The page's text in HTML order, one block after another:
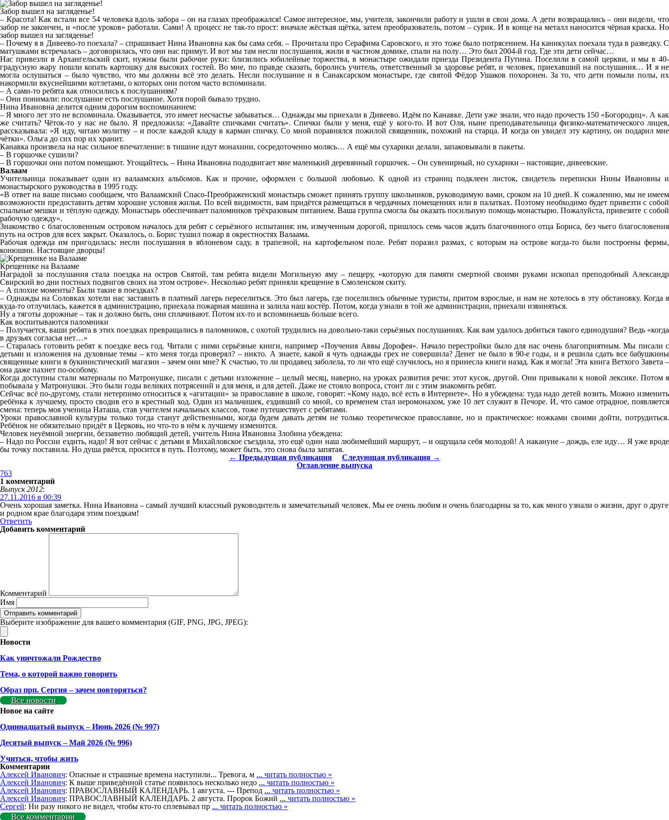
Забор вышел на загляденье!
– Красота! Как встали все 54 человека вдоль забора – он на глазах преображался! Самое интересное, мы, учителя, закончили работу и ушли в свои дома. А дети возвращались – они видели, что
забор не закончен, и «после уроков» работали. Сами! А процесс не так-то прост: вначале жёсткая щётка, затем преобразователь, потом – сурик. И в конце на металл наносится чёрная краска. Но
забор вышел на загляденье!
– Почему я в Дивеево-то поехала? – спрашивает Нина Ивановна как бы сама себя. – Прочитала про Серафима Саровского, и это тоже было потрясением. На каникулах поехала туда в разведку. С
матушками встречалась – договорилась, что они нас примут. И вот мы там несли послушания, жили в частном домике, спали на полу… Это был 2004-й год. Где эти дети сейчас…
Нас привезли в Архангельский скит, нужны были рабочие руки: близились юбилейные торжества, в монастыре ожидали приезда Президента Путина. Поселили в самой церкви, и мы в 40-
градусную жару пошли копать картошку для высоких гостей. Во мне, по правде сказать, боролись учитель, ответственный за здоровье ребят, и человек, приехавший на послушания… И я не
могла ослушаться – было чувство, что мы должны всё это делать. Несли послушание и в Санаксарском монастыре, где святой Фёдор Ушаков похоронен. За то, что дети помыли полы, их
накормили вкуснейшими котлетами, о которых они потом часто вспоминали.
– А сами-то ребята как относились к послушаниям?
– Они понимали: послушание есть послушание. Хотя порой бывало трудно.
Нина Ивановна делится одним дорогим воспоминанием:
– Я много лет это не вспоминала. Оказывается, это имеет несчастье забываться… Однажды мы приехали в Дивеево. Идём по Канавке. Дети уже знали, что надо прочесть 150 «Богородиц». А как
же считать? Чёток-то у нас не было. Я предложила: «Давайте спичками считать». Спички были у меня, ещё у кого-то. И вот Оля, ныне преподавательница физико-математического лицея,
рассказывала: «Я иду, читаю молитву – и после каждой кладу в карман спичку. Со мной поравнялся пожилой священник, похожий на старца. И когда он увидел эту картину, он подарил мне
чётки». Ольга до сих пор их хранит.
Канавка произвела на нас сильное впечатление: в тишине идут монахини, сосредоточенно молясь… А ещё мы сухарики делали, запаковывали в пакеты.
– В горшочке сушили?
– В горшочки они потом помещают. Угощайтесь, – Нина Ивановна пододвигает мне маленький деревянный горшочек. – Он сувенирный, но сухарики – настоящие, дивеевские.
Валаам
Учительница показывает один из валаамских альбомов. Как и прочие, оформлен с большой любовью. К одной из страниц подклеен листок, свидетель переписки Нины Ивановны и
монастырского руководства в 1995 году.
«В ответ на ваше письмо сообщаем, что Валаамский Спасо-Преображенский монастырь сможет принять группу школьников, руководимую вами, сроком на 10 дней. К сожалению, мы не имеем
возможности предоставить детям хорошие условия жилья. По всей видимости, вам придётся размещаться в чердачных помещениях или в палатках. Поэтому необходимо будет привезти с собой
спальные мешки и тёплую одежду. Монастырь обеспечивает паломников трёхразовым питанием. Ваша группа смогла бы оказать посильную помощь монастырю. Пожалуйста, привезите с собой
рабочую одежду».
Знакомство с благословенным островом началось для ребят с серьёзного испытания: им, измученным дорогой, пришлось семь часов ждать благочинного отца Бориса, без чьего благословения
путь на остров для всех закрыт. Оказалось, о. Борис тушил пожар в окрестностях Валаама.
Рабочая одежда им пригодилась: несли послушания в яблоневом саду, в трапезной, на картофельном поле. Ребят поразил размах, с которым на острове когда-то были построены фермы,
конюшни. Настоящие дворцы!
Крещенике на Валааме
Наградой за послушания стала поездка на остров Святой, там ребята видели Могильную яму – пещеру, «которую для памяти смертной своими руками ископал преподобный Александр
Свирский во дни постных подвигов своих на этом острове». Несколько ребят приняли крещение в Смоленском скиту.
– А плохие моменты? Были такие в поездках?
– Однажды на Соловках хотели нас заставить в платный лагерь переселиться. Это был лагерь, где поселились обычные туристы, притом взрослые, и нам не хотелось в эту обстановку. Когда я
куда-то отлучилась, кажется в администрацию, приехала пожарная машина и залила наш костёр. Потом, когда узнали в той же администрации, приехали извиняться.
Ну а тяготы дорожные – так и должно быть, они сплачивают. Потом их-то и вспоминаешь больше всего.
Как воспитываются паломники
– Получается, ваши ребята в этих поездках превращались в паломников, с охотой трудились на довольно-таки серьёзных послушаниях. Как вам удалось добиться такого единодушия? Ведь «когда
в друзьях согласья нет…»
– Старалась готовить ребят к поездке весь год. Читали с ними серьёзные книги, например «Поучения Аввы Дорофея». Начало перестройки было для нас очень благоприятным. Мы писали с
детьми и изложения на духовные темы – кто меня тогда проверял? – никто. А знаете, какой я чуть однажды грех не совершила? Денег не было в 90-е годы, и я решила сдать все бабушкины
священные книги в букинистический магазин – зачем они мне? К счастью, то ли продавец заболела, то ли что ещё случилось, но я принесла книги назад. Как я могла! Эта книга Ветхого Завета –
она даже пахнет по-особому.
Когда доступны стали материалы по Матронушке, писали с детьми изложение – целый месяц, наверно, на уроках развития речи: этот кусок, другой. Они привыкали к новой лексике. Потом я
побывала у Матронушки. Это были годы великих потрясений и для меня, и для детей. Даже не стояло вопроса, стоит ли с этим знакомить ребят.
Сейчас всё по-другому, стали нетерпимо относиться к «агитации» за православие в школе, говорят: «Кому надо, всё есть в Интернете». Но я убеждена: туда надо детей возить. Можно изменить
ребёнка к лучшему, просто сводив его в крестный ход. Один из мальчишек, ездивший со мной, со временем стал иеромонахом, уже 10 лет служит в Печоре. И, что самое отрадное, появляется
смена: теперь моя ученица Наташа, став учителем начальных классов, тоже путешествует с ребятами.
Уроки православной культуры только тогда станут действенными, когда будем давать детям не только теоретическое православие, но и практическое: ножками своими дойти, потрудиться.
Ребёнок не обязательно придёт в Церковь, но что-то в нём к лучшему изменится.
Человек неуёмной энергии, беззаветно любящий детей, учитель Нина Ивановна Злобина убеждена:
– Надо по России ездить, надо! Я вот сейчас с детьми в Михайловское съездила, это ещё один наш любимейший маршрут, – и ощущала себя молодой! А накануне – дождь, еле иду… Я уже вроде
бы точку поставила. Но душа рвётся, просится в путь. Поэтому, может быть, это снова была запятая.
← Предыдущая публикация
Следующая публикация →
Оглавление выпуска
763
1 комментарий
Выпуск 2012:
27.11.2016 в 00:39
Очень хорошая заметка. Нина Ивановна – самый лучший классный руководитель и замечательный человек. Мы ее очень любим и очень благодарны за то, как много узнали о жизни, друг о друге
и родном крае благодаря этим поездкам!
Ответить
Добавить комментарий
Комментарий
Имя
Выберите изображение для вашего комментария (GIF, PNG, JPG, JPEG):
Новости
Как уничтожали Рождество
Тема, о которой важно говорить
Образ прп. Сергия – зачем повторяться?
Все новости
Новое на сайте
Одиннадцатый выпуск – Июнь 2026 (№ 997)
Деcятый выпуск – Май 2026 (№ 996)
Учиться, чтобы жить
Комментарии
Алексей Иванович: Опасные и страшные времена наступили... Тревога, м ... читать полностью »
Алексей Иванович: К выше приведённой статье появилось несколько недо ... читать полностью »
Алексей Иванович: ПРАВОСЛАВНЫЙ КАЛЕНДАРЬ. 1 августа. --- Препод ... читать полностью »
Алексей Иванович: ПРАВОСЛАВНЫЙ КАЛЕНДАРЬ. 2 августа. Пророк Божий ... читать полностью »
Сергей: Ни разу никого не видел, чтобы кто-то сплевывал пр ... читать полностью »
Все комментарии